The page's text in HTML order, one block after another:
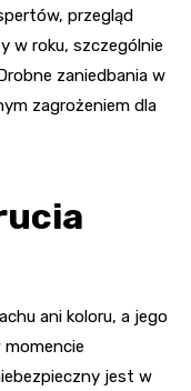
przegląd
w roku, szczególnie
zaniedbania w
zagrożeniem dla
ani koloru, a jego
jest w